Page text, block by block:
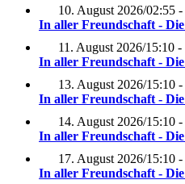
10. August 2026/02:55
In aller Freundschaft -
11. August 2026/15:10 -
In aller Freundschaft -
13. August 2026/15:10
In aller Freundschaft -
14. August 2026/15:10
In aller Freundschaft -
17. August 2026/15:10
In aller Freundschaft -